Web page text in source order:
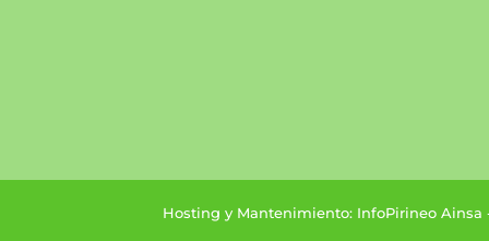
Hosting y Mantenimiento: InfoPirineo